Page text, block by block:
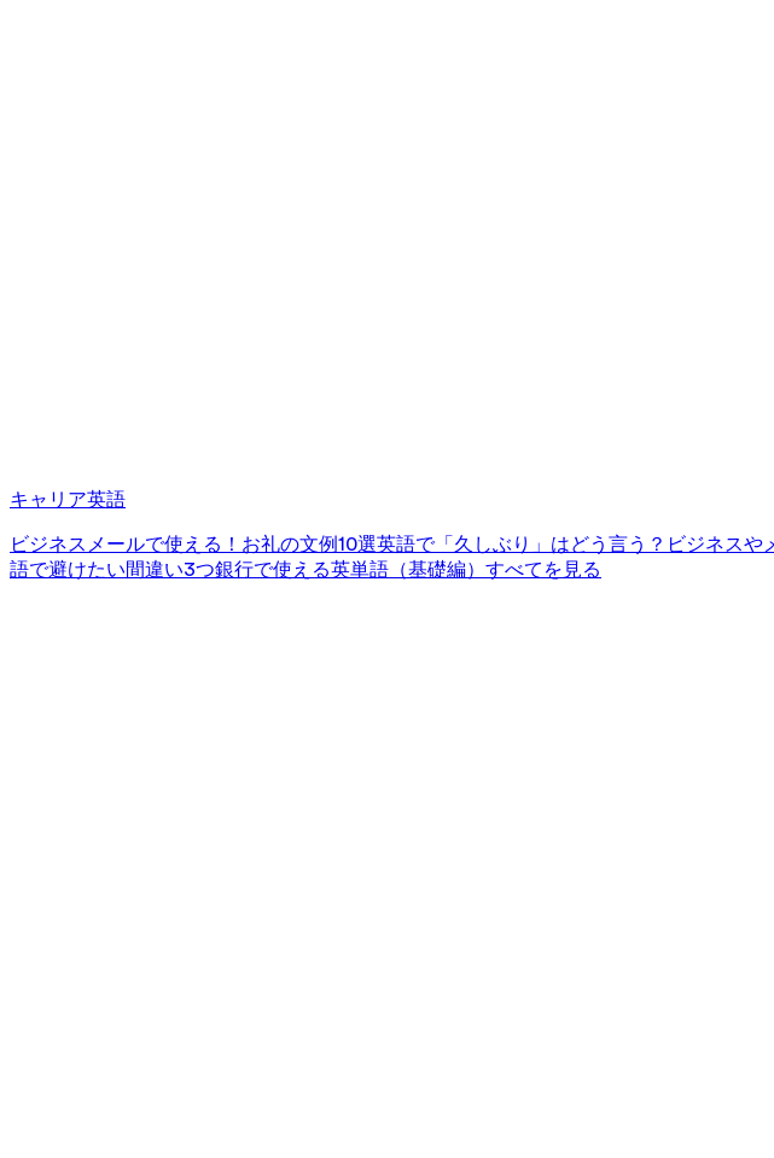
キャリア英語
ビジネスメールで使える！お礼の文例10選英語で「久しぶり」はどう言う？ビジネスや
語で避けたい間違い3つ銀行で使える英単語（基礎編） すべてを見る